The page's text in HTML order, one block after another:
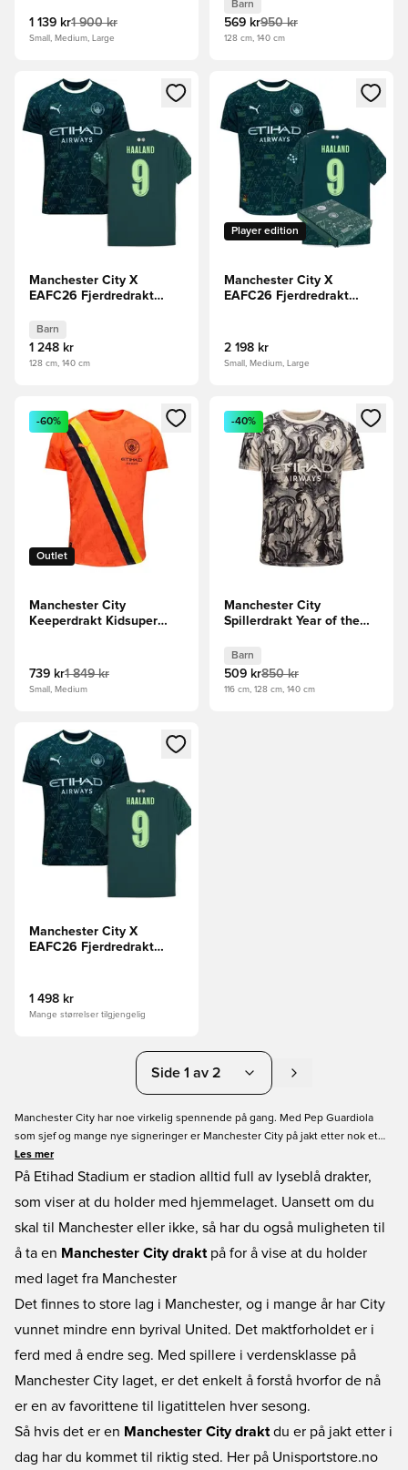
1 139 kr1 900 kr
Small, Medium, Large
Barn
569 kr950 kr
128 cm, 140 cm
Åpner en Modal for å logge inn eller registrere deg som
Manchester City X
EAFC26 Fjerdredrakt
Barn
Barn
1 248 kr
128 cm, 140 cm
Åpner en Modal for å logge
Player edition
Manchester City X
EAFC26 Fjerdredrakt
2 198 kr
Small, Medium, Large
Åpner en Modal for å logge inn eller registrere deg som
Outlet
-60%
Manchester City
Keeperdrakt Kidsuper
739 kr1 849 kr
Small, Medium
Åpner en Modal for å logge
-40%
Manchester City
Spillerdrakt Year of the
Barn
509 kr850 kr
116 cm, 128 cm, 140 cm
Åpner en Modal for å logge inn eller registrere deg som
Manchester City X
EAFC26 Fjerdredrakt
1 498 kr
Mange størrelser tilgjengelig
Side 1 av 2
Manchester City har noe virkelig spennende på gang. Med Pep Guardiola
som sjef og mange nye signeringer er Manchester City på jakt etter nok et
Premier League-trofé. Her finner du alt du trenger. Vi har både Manchester
City hjemmedrakt, bortedrakt og tredjedrakt, og vi tilbyr mulighet for både
stjernespillerne. Her hos Unisportstore.no finner du Manchester City
fotballdrakter til gode priser, til barn og voksne.
Les mer
På Etihad Stadium er stadion alltid full av lyseblå drakter,
som viser at du holder med hjemmelaget. Uansett om du
skal til Manchester eller ikke, så har du også muligheten til
å ta en Manchester City drakt på for å vise at du holder
med laget fra Manchester
Det finnes to store lag i Manchester, og i mange år har City
vunnet mindre enn byrival United. Det maktforholdet er i
ferd med å endre seg. Med spillere i verdensklasse på
Manchester City laget, er det enkelt å forstå hvorfor de nå
er en av favorittene til ligatittelen hver sesong.
Så hvis det er en Manchester City drakt du er på jakt etter i
dag har du kommet til riktig sted. Her på Unisportstore.no